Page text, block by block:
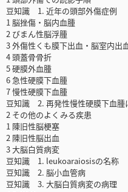
豆知識 1. 近年の頭部外傷症例
1 脳挫傷・脳内血腫
2 びまん性脳浮腫
3 外傷性くも膜下出血・脳室内出
4 頭蓋骨骨折
5 硬膜外血腫
6 急性硬膜下血腫
7 慢性硬膜下血腫
豆知識 2. 再発性慢性硬膜下血腫
2 その他のよくみる疾患
1 陳旧性脳梗塞
2 陳旧性脳出血
3 大脳白質病変
豆知識 1. leukoaraiosisの名称
豆知識 2. 脳小血管病
豆知識 3. 大脳白質病変の病理